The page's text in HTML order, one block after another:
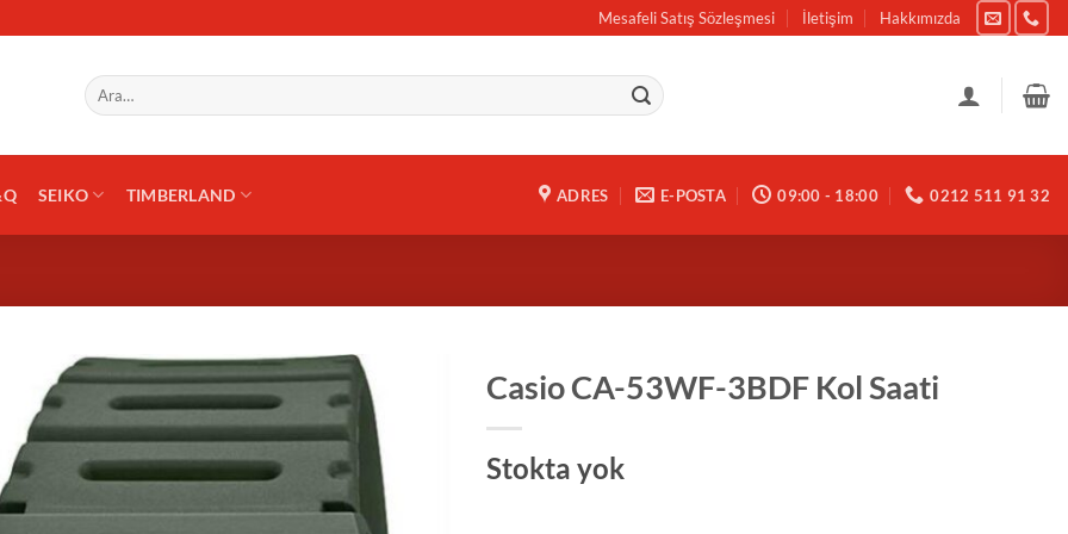
Mesafeli Satış Sözleşmesi İletişim Hakkımızda
Ara:
SEIKO TIMBERLAND ADRES E-POSTA 09:00 - 18:00 0212 511 91 32
Casio CA-53WF-3BDF Kol Saati
Stokta yok